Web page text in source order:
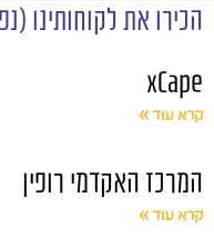
הכירו את לקוחותינו
xCape
קרא עוד »
המרכז האקדמי רופין
קרא עוד »